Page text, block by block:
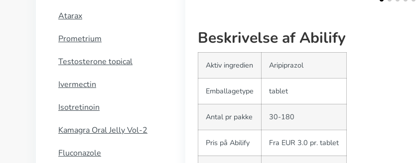
Atarax
Prometrium
Testosterone topical
Ivermectin
Isotretinoin
Kamagra Oral Jelly Vol-2
Fluconazole
Beskrivelse af Abilify
Aktiv ingredien Aripiprazol
Emballagetype tablet
Antal pr pakke 30-180
Pris på Abilify Fra EUR 3.0 pr. tablet